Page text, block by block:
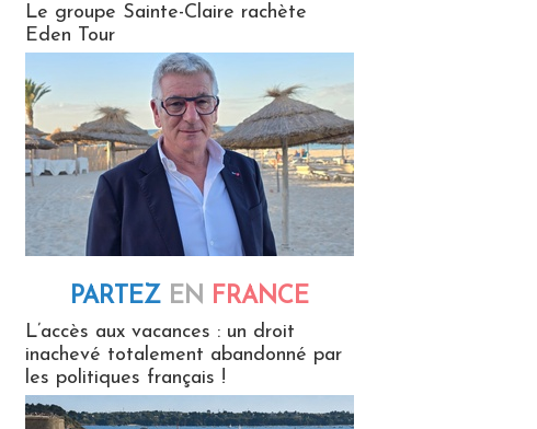
Le groupe Sainte-Claire rachète
Eden Tour
PARTEZ EN FRANCE
L’accès aux vacances : un droit
inachevé totalement abandonné par
les politiques français !